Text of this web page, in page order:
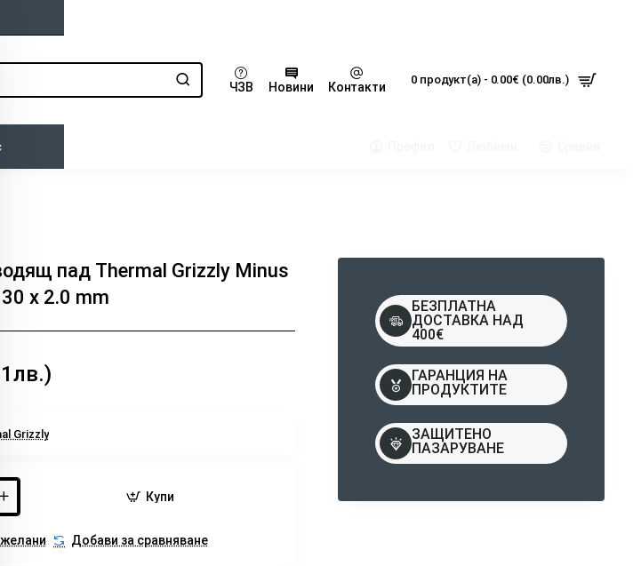
ЧЗВ Новини Контакти 0 продукт(а) - 0.00€ (0.00лв.)
пад Thermal Grizzly Minus
30 х 2.0 mm
Grizzly
Купи
желани Добави за сравняване
БЕЗПЛАТНА
ДОСТАВКА НАД
400€
ГАРАНЦИЯ НА
ПРОДУКТИТЕ
ЗАЩИТЕНО
ПАЗАРУВАНЕ